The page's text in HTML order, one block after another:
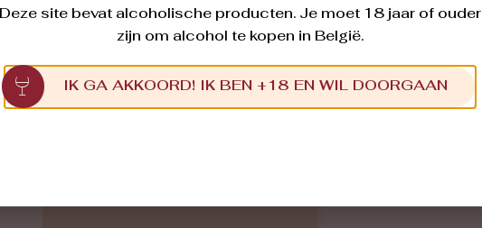
Deze site bevat alcoholische producten. Je moet 18 jaar of ouder
zijn om alcohol te kopen in België.
IK GA AKKOORD! IK BEN +18 EN WIL DOORGAAN